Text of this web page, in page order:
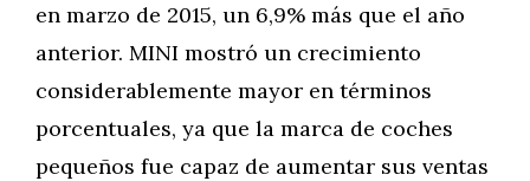
en marzo de 2015, un 6,9% más que el año
anterior. MINI mostró un crecimiento
considerablemente mayor en términos
porcentuales, ya que la marca de coches
pequeños fue capaz de aumentar sus ventas